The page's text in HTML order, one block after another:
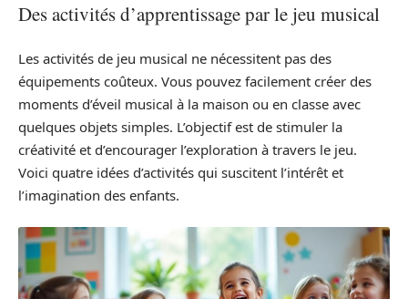
Des activités d’apprentissage par le jeu musical
Les activités de jeu musical ne nécessitent pas des
équipements coûteux. Vous pouvez facilement créer des
moments d’éveil musical à la maison ou en classe avec
quelques objets simples. L’objectif est de stimuler la
créativité et d’encourager l’exploration à travers le jeu.
Voici quatre idées d’activités qui suscitent l’intérêt et
l’imagination des enfants.